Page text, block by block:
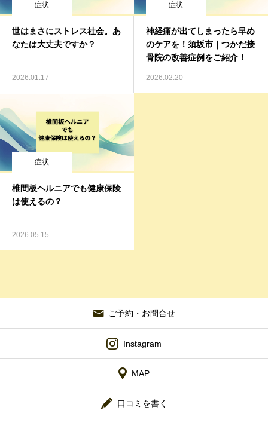
症状
世はまさにストレス社会。あ
なたは大丈夫ですか？
2026.01.17
症状
神経痛が出てしまったら早め
のケアを！須坂市｜つかだ接
骨院の改善症例をご紹介！
2026.02.20
症状
椎間板ヘルニアでも健康保険
は使えるの？
2026.05.15
ご予約・お問合せ
Instagram
MAP
口コミを書く